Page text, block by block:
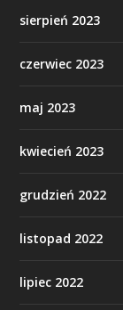
sierpień 2023
czerwiec 2023
maj 2023
kwiecień 2023
grudzień 2022
listopad 2022
lipiec 2022